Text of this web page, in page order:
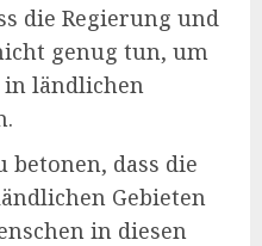
die Regierung und
genug tun, um
in ländlichen
betonen, dass die
Gebieten
in diesen